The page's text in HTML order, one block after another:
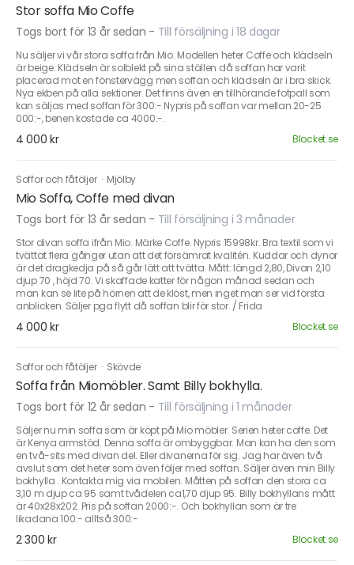
Stor soffa Mio Coffe
Togs bort för 13 år sedan - Till försäljning i 18 dagar
Nu säljer vi vår stora soffa från Mio. Modellen heter Coffe och klädseln
är beige. Klädseln är solblekt på sina ställen då soffan har varit
placerad mot en fönstervägg men soffan och klädseln är i bra skick.
Nya ekben på alla sektioner. Det finns även en tillhörande fotpall som
kan säljas med soffan för 300:- Nypris på soffan var mellan 20-25
000:-, benen kostade ca 4000:-.
4 000 kr Blocket.se
Soffor och fåtöljer · Mjölby
Mio Soffa, Coffe med divan
Togs bort för 13 år sedan - Till försäljning i 3 månader
Stor divan soffa ifrån Mio. Märke Coffe. Nypris 15998kr. Bra textil som vi
tvättat flera gånger utan att det försämrat kvalitén. Kuddar och dynor
är det dragkedja på så går lätt att tvätta. Mått: längd 2,80, Divan 2,10
djup 70 , höjd 70. Vi skaffade katter för någon månad sedan och
man kan se lite på hörnen att de klöst, men inget man ser vid första
anblicken. Säljer pga flytt då soffan blir för stor. / Frida
4 000 kr Blocket.se
Soffor och fåtöljer · Skövde
Soffa från Miomöbler. Samt Billy bokhylla.
Togs bort för 12 år sedan - Till försäljning i 1 månader
Säljer nu min soffa som är köpt på Mio möbler. Serien heter coffe. Det
är Kenya armstöd. Denna soffa är ombyggbar. Man kan ha den som
en två-sits med divan del. Eller divanerna för sig. Jag har även två
avslut som det heter som även följer med soffan. Säljer även min Billy
bokhylla . Kontakta mig via mobilen. Måtten på soffan den stora ca
3,10 m djup ca 95 samt tvådelen ca1,70 djup 95. Billy bokhyllans mått
är 40x28x202. Pris på soffan 2000:-. Och bokhyllan som är tre
likadana 100:- alltså 300:-
2 300 kr Blocket.se